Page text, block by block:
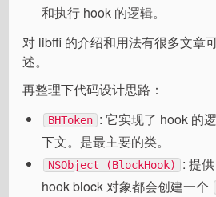
和执行 hook 的逻辑。
对 libffi 的介绍和用法有很多文章
述。
再整理下代码设计思路：
BHToken : 它实现了 hook 的
下文。是最主要的类。
NSObject (BlockHook)
: 提
hook block 对象都会创建一个